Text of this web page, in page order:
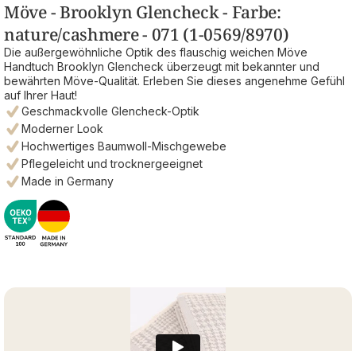
Möve - Brooklyn Glencheck - Farbe:
nature/cashmere - 071 (1-0569/8970)
Die außergewöhnliche Optik des flauschig weichen Möve
Handtuch Brooklyn Glencheck überzeugt mit bekannter und
bewährten Möve-Qualität. Erleben Sie dieses angenehme Gefühl
auf Ihrer Haut!
Geschmackvolle Glencheck-Optik
Moderner Look
Hochwertiges Baumwoll-Mischgewebe
Pflegeleicht und trocknergeeignet
Made in Germany